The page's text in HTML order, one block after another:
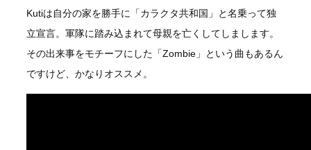
Kutiは自分の家を勝手に「カラクタ共和国」と名乗って独
立宣言。軍隊に踏み込まれて母親を亡くしてしまします。
その出来事をモチーフにした「Zombie」という曲もあるん
ですけど、かなりオススメ。